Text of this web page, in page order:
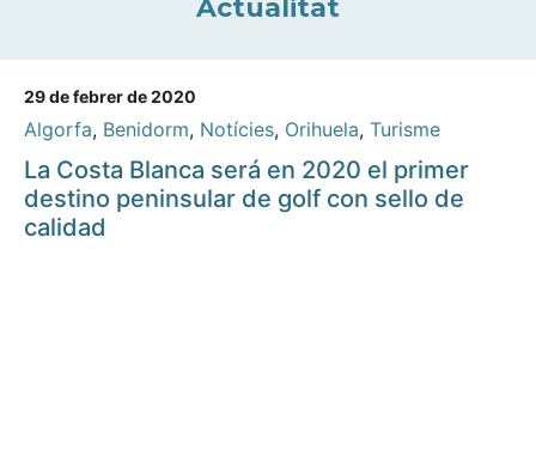
Actualitat
29 de febrer de 2020
Algorfa, Benidorm, Notícies, Orihuela, Turisme
La Costa Blanca será en 2020 el primer
destino peninsular de golf con sello de
calidad